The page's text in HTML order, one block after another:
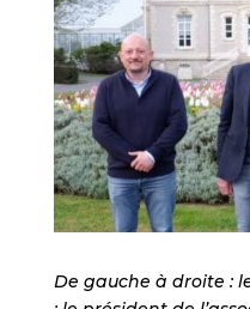
De gauche à droite :